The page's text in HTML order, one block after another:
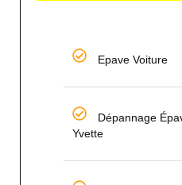
Epave Voiture
Dépannage
Yvette